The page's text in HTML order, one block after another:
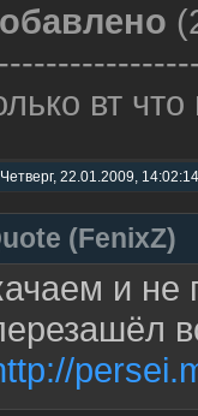
вт
22.01.2009,
(FenixZ)
и не